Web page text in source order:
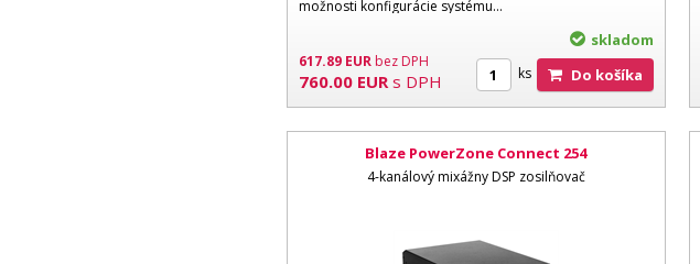
možnosti konfigurácie systému…
617.89 EURbez DPH
760.00 EUR s DPH
skladom
ks Do košíka
Blaze PowerZone Connect 254
4-kanálový mixážny DSP zosilňovač